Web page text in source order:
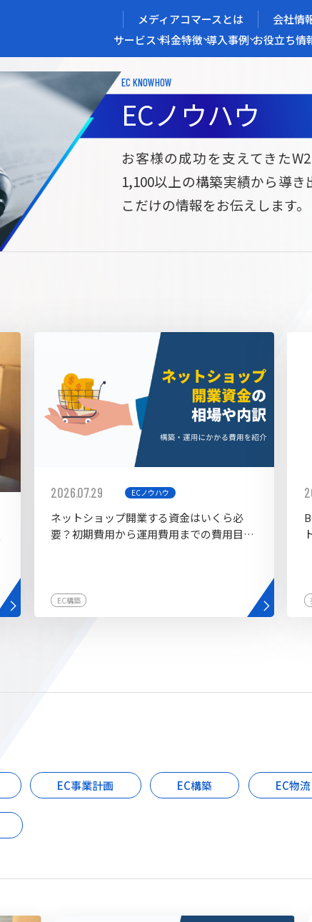
メディアコマースとは 会社情
サービス 料金特徴 導入事例 お役立ち情
メディアコマースを実現する
サブスク/定期通販ECサイト構築
Commerce
BtoB向け
W2
覧 AIカスタマイズ開発 AI buddy
メディアコマースとは 選ばれる理由 開発力/支援体制
導入企業インタビュー
お役立ち資料
EC KNOWHOW
ECノウハウ
お客様の成功を支えてきた
1,100以上の構築実績から導
こだけの情報をお伝えします。
2026.07.29 ECノウハウ
ネットショップ開業する資金はいくら必
要？初期費用から運用費用までの費用目安
EC構築
EC事業計画 EC構築 EC物流